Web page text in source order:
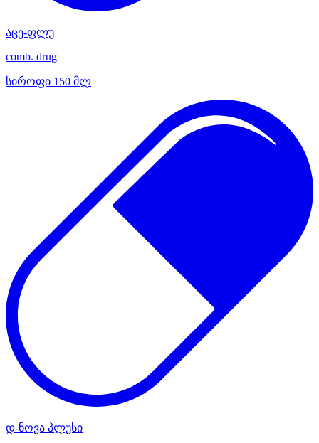
აცე-ფლუ
comb. drug
სიროფი 150 მლ
დ-ნოვა პლუსი